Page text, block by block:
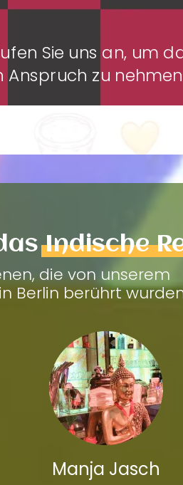
Sie uns an, um
Anspruch zu nehmen
Indische
die von unserem
Berlin berührt
Manja Jasch